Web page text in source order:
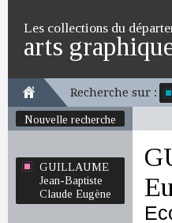
Les collections du
arts
Recherche sur :
Nouvelle recherche
GUILLAUME
Jean-Baptiste
Claude Eugène